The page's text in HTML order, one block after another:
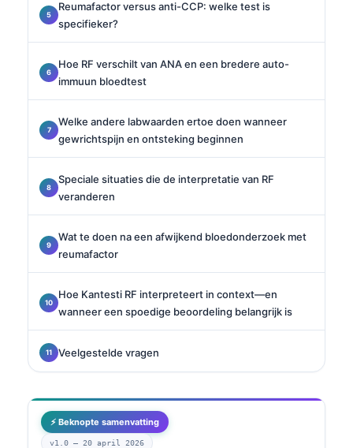
Reumafactor versus anti-CCP: welke test is
specifieker?
Hoe RF verschilt van ANA en een bredere auto-
immuun bloedtest
Welke andere labwaarden ertoe doen wanneer
gewrichtspijn en ontsteking beginnen
Speciale situaties die de interpretatie van RF
veranderen
Wat te doen na een afwijkend bloedonderzoek met
reumafactor
Hoe Kantesti RF interpreteert in context—en
wanneer een spoedige beoordeling belangrijk is
Veelgestelde vragen
⚡ Beknopte samenvatting
v1.0 — 20 april 2026